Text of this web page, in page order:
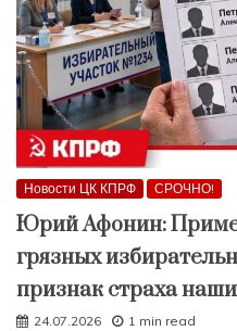
Новости ЦК КПРФ СРОЧНО!
Юрий Афонин:
грязных
признак страха
24.07.2026 1 min read